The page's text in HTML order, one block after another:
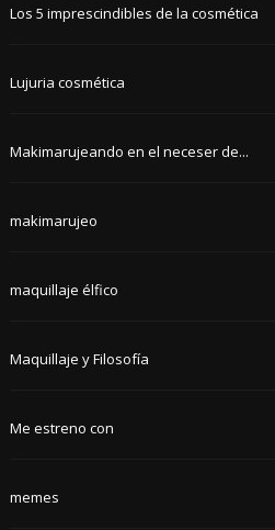
Los 5 imprescindibles de la cosmética
Lujuria cosmética
Makimarujeando en el neceser de...
makimarujeo
maquillaje élfico
Maquillaje y Filosofía
Me estreno con
memes